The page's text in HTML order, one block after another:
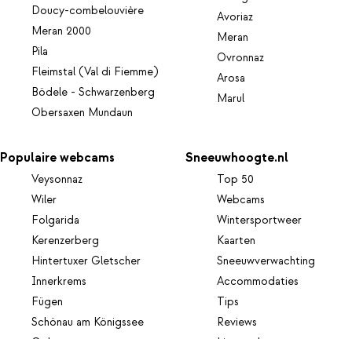
Doucy-combelouvière
Meran 2000
Pila
Fleimstal (Val di Fiemme)
Bödele - Schwarzenberg
Obersaxen Mundaun
Avoriaz
Meran
Ovronnaz
Arosa
Marul
Populaire webcams
Veysonnaz
Wiler
Folgarida
Kerenzerberg
Hintertuxer Gletscher
Innerkrems
Fügen
Schönau am Königssee
Sneeuwhoogte.nl
Top 50
Webcams
Wintersportweer
Kaarten
Sneeuwverwachting
Accommodaties
Tips
Reviews